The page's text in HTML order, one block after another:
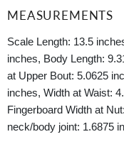
MEASUREMENTS
Scale Length: 13.5
inches, Body Length:
at Upper Bout: 5.0625
inches, Width at Waist:
Fingerboard Width at
neck/body joint: 1.6875